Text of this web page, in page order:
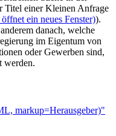
Titel einer Kleinen Anfrage
ein neues Fenster)).
danach, welche
im Eigentum von
oder Gewerben sind,
werden.
markup=Herausgeber)"